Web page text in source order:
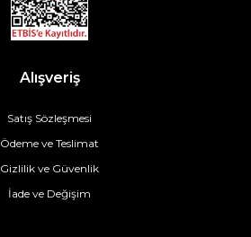
Alışveriş
Satış Sözleşmesi
Ödeme ve Teslimat
Gizlilik ve Güvenlik
İade ve Değişim